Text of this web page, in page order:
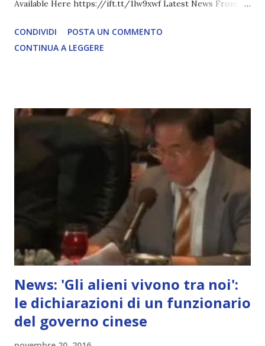
Available Here https://ift.tt/1lw9xwf Latest News From
COMPLETO - fonte
CONDIVIDI
POSTA UN COMMENTO
CONTINUA A LEGGERE
News: 'Gli alieni vivono tra noi':
le dichiarazioni di un funzionario
del governo cinese